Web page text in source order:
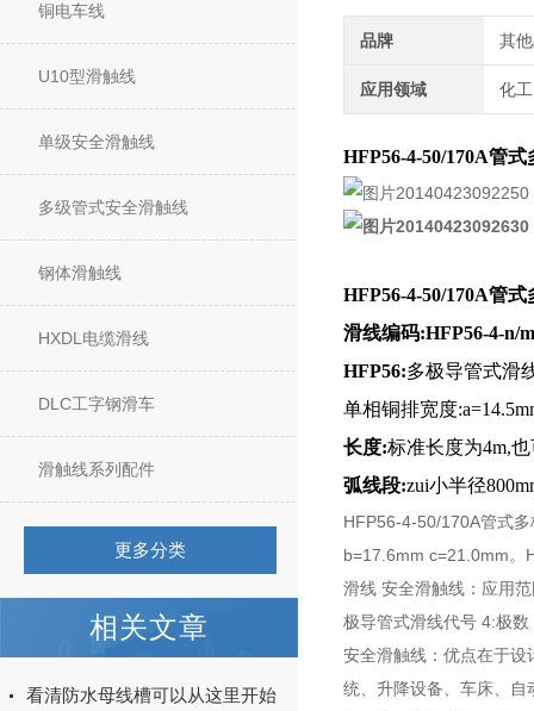
铜电车线
U10型滑触线
单级安全滑触线
多级管式安全滑触线
钢体滑触线
HXDL电缆滑线
DLC工字钢滑车
滑触线系列配件
更多分类
相关文章
看清防水母线槽可以从这里开始
品牌 其
应用领域 化
HFP56-4-50/170A管
HFP56-4-50/170A管
滑线编码:HFP56-4-n/m
HFP56:多极导管式滑
单相铜排宽度
长度:标准长度为4m,
弧线段:zui小半径
HFP56-4-50/170A管式
b=17.6mm c=21.0mm。
滑线 安全滑触线：应用
极导管式滑线代号 4:极
安全滑触线：优点在于
统、升降设备、车床、